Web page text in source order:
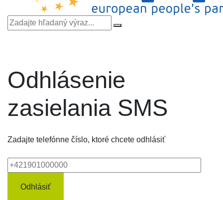
Odhlásenie
zasielania SMS
Zadajte telefónne číslo, ktoré chcete odhlásiť